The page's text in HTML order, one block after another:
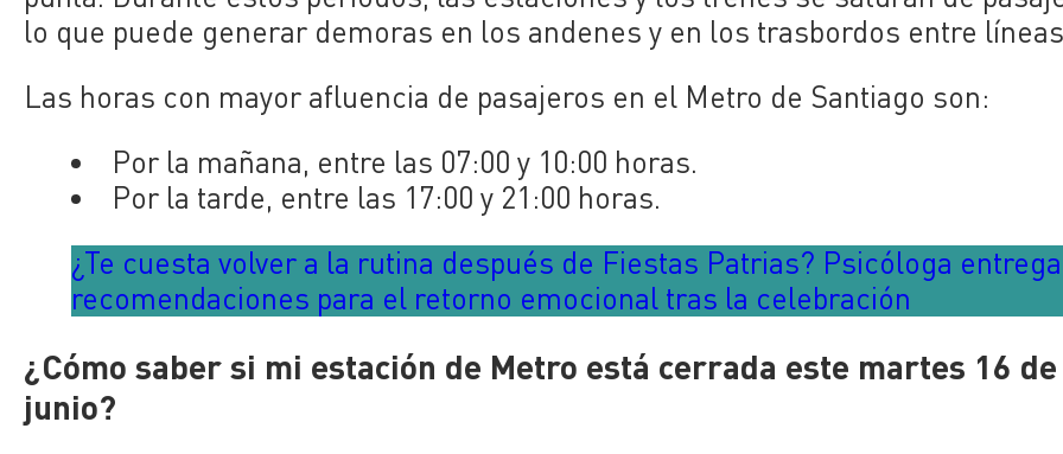
lo que puede generar demoras en los andenes y en los trasbordos entre
Las horas con mayor afluencia de pasajeros en el Metro de Santiago son:
Por la mañana, entre las 07:00 y 10:00 horas.
Por la tarde, entre las 17:00 y 21:00 horas.
¿Te cuesta volver a la rutina después de Fiestas Patrias? Psicóloga entrega
recomendaciones para el retorno emocional tras la celebración
¿Cómo saber si mi estación de Metro está cerrada este martes 16 de
junio?